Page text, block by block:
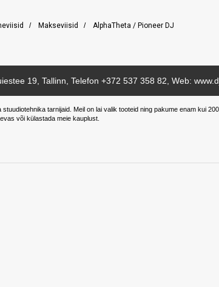
/ Makseviisid / AlphaTheta / Pioneer DJ
19, Tallinn, Telefon +372 537 358 82, Web:
tarnijaid. Meil on lai valik tooteid ning pakume enam kui
või külastada meie kauplust.